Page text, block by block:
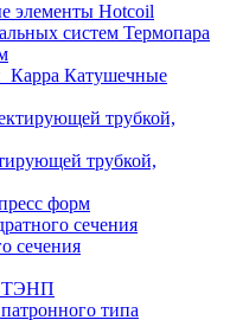
элементы Hotcoil
Термопара
Катушечные
трубкой,
форм
сечения
сечения
ТЭНП